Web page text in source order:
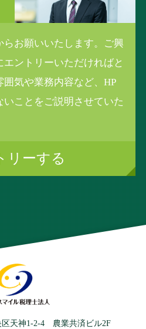
らお願いいたします。ご興
ントリーいただければと
気や業務内容など、HP
ことをご説明させていた
リーする
区天神1-2-4 農業共済ビル2F